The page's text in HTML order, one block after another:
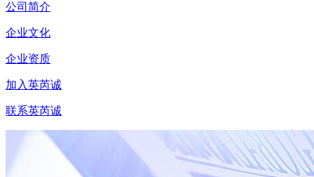
公司简介
企业文化
企业资质
加入英芮诚
联系英芮诚